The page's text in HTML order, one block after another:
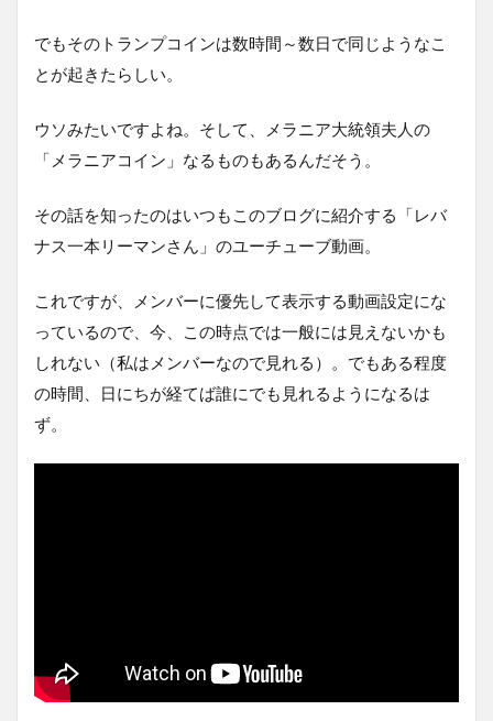
でもそのトランプコインは数時間～数日で同じようなこ
とが起きたらしい。
ウソみたいですよね。そして、メラニア大統領夫人の
「メラニアコイン」なるものもあるんだそう。
その話を知ったのはいつもこのブログに紹介する「レバ
ナス一本リーマンさん」のユーチューブ動画。
これですが、メンバーに優先して表示する動画設定にな
っているので、今、この時点では一般には見えないかも
しれない（私はメンバーなので見れる）。でもある程度
の時間、日にちが経てば誰にでも見れるようになるは
ず。